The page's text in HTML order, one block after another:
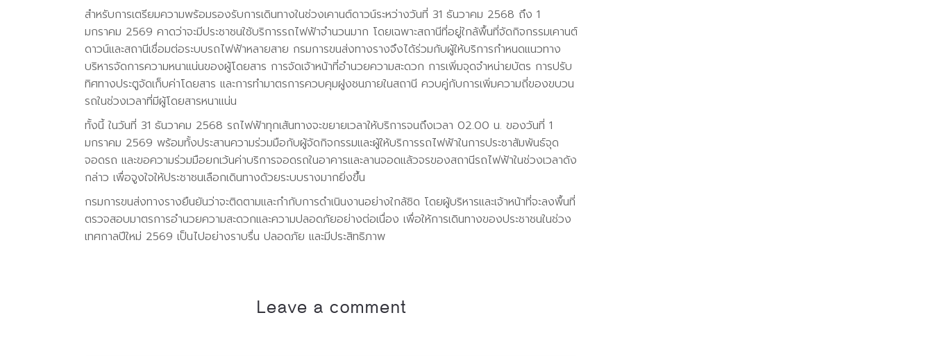
สำหรับการเตรียมความพร้อมรองรับการเดินทางในช่วงเคานต์ดาวน์ระหว่างวันที่ 31 ธันวาคม 2568 ถึง 1
มกราคม 2569 คาดว่าจะมีประชาชนใช้บริการรถไฟฟ้าจำนวนมาก โดยเฉพาะสถานีที่อยู่ใกล้พื้นที่จัดกิจกรรมเคานต์
ดาวน์และสถานีเชื่อมต่อระบบรถไฟฟ้าหลายสาย กรมการขนส่งทางรางจึงได้ร่วมกับผู้ให้บริการกำหนดแนวทาง
บริหารจัดการความหนาแน่นของผู้โดยสาร การจัดเจ้าหน้าที่อำนวยความสะดวก การเพิ่มจุดจำหน่ายบัตร การปรับ
ทิศทางประตูจัดเก็บค่าโดยสาร และการทำมาตรการควบคุมฝูงชนภายในสถานี ควบคู่กับการเพิ่มความถี่ของขบวน
รถในช่วงเวลาที่มีผู้โดยสารหนาแน่น
ทั้งนี้ ในวันที่ 31 ธันวาคม 2568 รถไฟฟ้าทุกเส้นทางจะขยายเวลาให้บริการจนถึงเวลา 02.00 น. ของวันที่ 1
มกราคม 2569 พร้อมทั้งประสานความร่วมมือกับผู้จัดกิจกรรมและผู้ให้บริการรถไฟฟ้าในการประชาสัมพันธ์จุด
จอดรถ และขอความร่วมมือยกเว้นค่าบริการจอดรถในอาคารและลานจอดแล้วจรของสถานีรถไฟฟ้าในช่วงเวลาดัง
กล่าว เพื่อจูงใจให้ประชาชนเลือกเดินทางด้วยระบบรางมากยิ่งขึ้น
กรมการขนส่งทางรางยืนยันว่าจะติดตามและกำกับการดำเนินงานอย่างใกล้ชิด โดยผู้บริหารและเจ้าหน้าที่จะลงพื้นที่
ตรวจสอบมาตรการอำนวยความสะดวกและความปลอดภัยอย่างต่อเนื่อง เพื่อให้การเดินทางของประชาชนในช่วง
เทศกาลปีใหม่ 2569 เป็นไปอย่างราบรื่น ปลอดภัย และมีประสิทธิภาพ
Leave a comment